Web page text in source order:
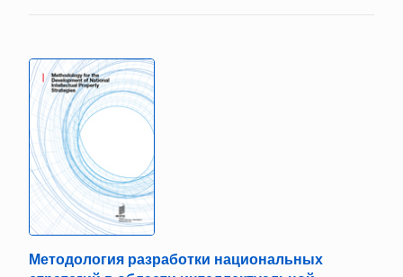
Методология разработки национальных